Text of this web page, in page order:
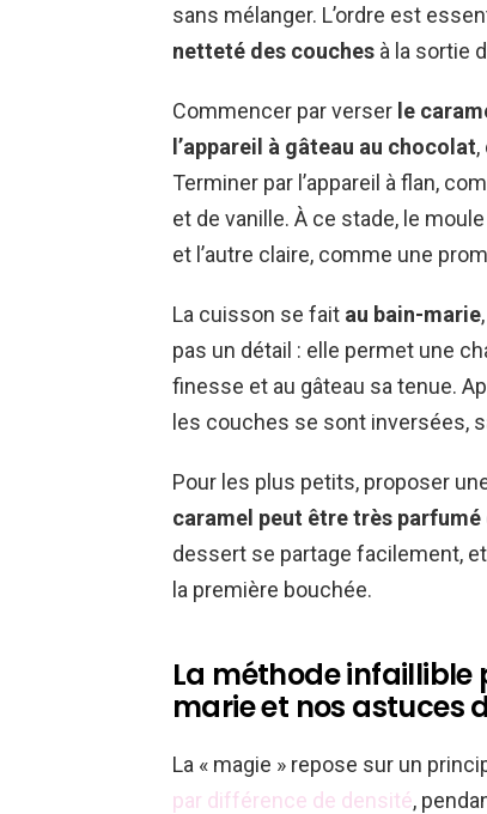
sans mélanger. L’ordre est
netteté des couches à la sortie
Commencer par verser le
l’appareil à gâteau au chocolat
Terminer par l’appareil à flan,
et de vanille. À ce stade, le
et l’autre claire, comme une
La cuisson se fait au bain-marie
pas un détail : elle permet une
finesse et au gâteau sa tenue.
les couches se sont inversées,
Pour les plus petits, proposer
caramel peut être très parfumé
dessert se partage facilement,
la première bouchée.
La méthode infaillible
marie et nos astuces
La « magie » repose sur un
par différence de densité,